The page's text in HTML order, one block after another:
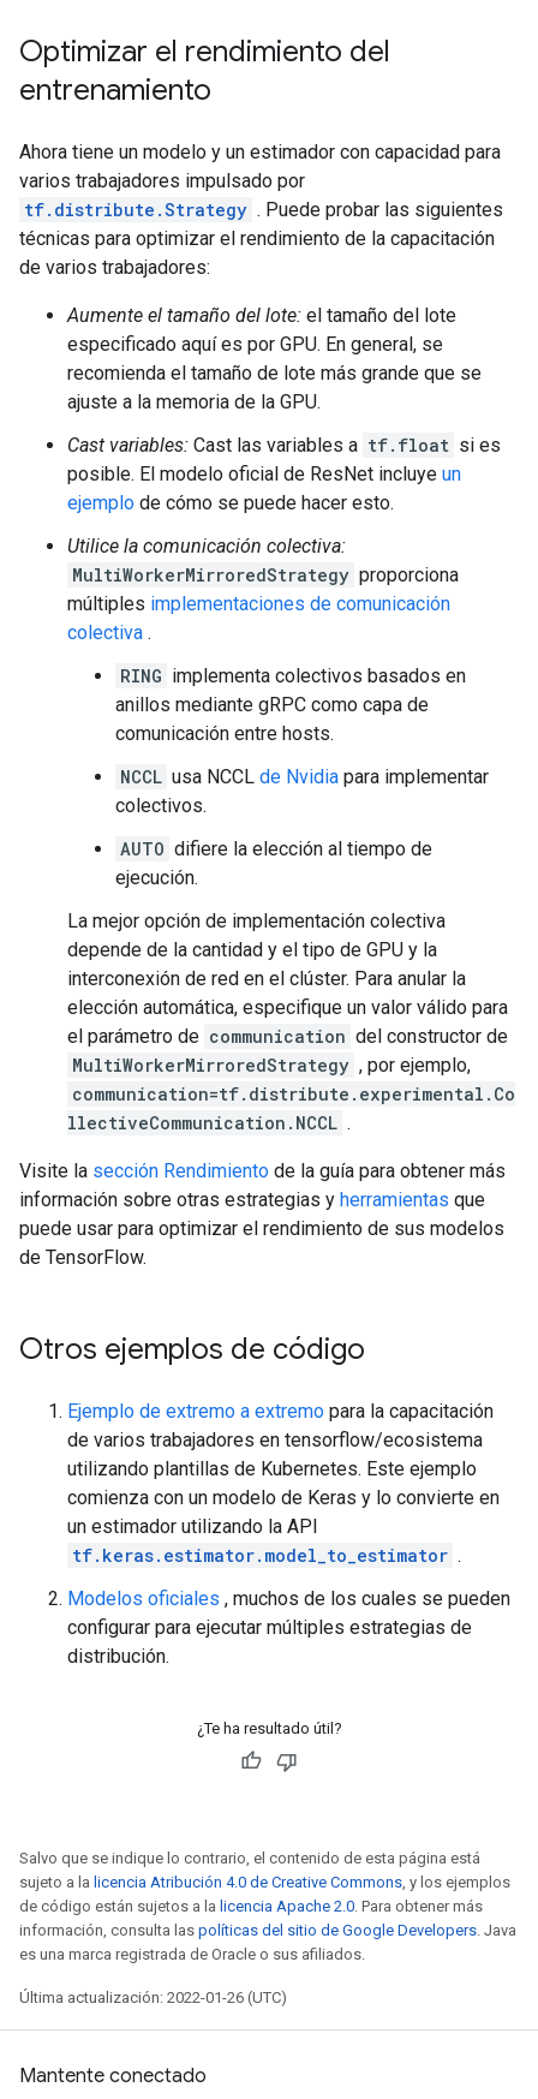
INFO:tensorflow:Calling model_fn.
/tmpfs/src/tf_docs_env/lib/python3.7/site-
warnings.warn("To make it possible to preserve
INFO:tensorflow:Done calling model_fn.
INFO:tensorflow:Create CheckpointSaverHook.
INFO:tensorflow:Create CheckpointSaverHook.
WARNING:tensorflow:From /tmpfs/src/
Instructions for updating:
Use the iterator's `initializer` property instead.
WARNING:tensorflow:From /tmpfs/src/
Instructions for updating:
Use the iterator's `initializer` property instead.
INFO:tensorflow:Graph was finalized.
INFO:tensorflow:Graph was finalized.
INFO:tensorflow:Running local_init_op.
INFO:tensorflow:Done running local_init_op.
INFO:tensorflow:Done running local_init_op.
INFO:tensorflow:Calling checkpoint listeners
INFO:tensorflow:Calling checkpoint listeners
INFO:tensorflow:Saving checkpoints for 0 into /tmp/
INFO:tensorflow:Saving checkpoints for 0 into /tmp/
INFO:tensorflow:Calling checkpoint listeners after
INFO:tensorflow:Calling checkpoint listeners after
2022-01-26 05:29:43.503603: W tensorflow/core/
    .  Registered:  device='CPU'
2022-01-26 05:29:43.504873: W tensorflow/core/
INFO:tensorflow:loss = 2.292878, step = 0
INFO:tensorflow:loss = 2.292878, step = 0
INFO:tensorflow:global_step/sec: 173.275
INFO:tensorflow:loss = 2.29561, step = 100 (0.579
INFO:tensorflow:global_step/sec: 189.057
INFO:tensorflow:global_step/sec: 189.057
INFO:tensorflow:loss = 2.2644367, step = 200 (0.529
INFO:tensorflow:loss = 2.2644367, step = 200 (0.529
INFO:tensorflow:global_step/sec: 193.075
INFO:tensorflow:global_step/sec: 193.075
INFO:tensorflow:loss = 2.2662685, step = 300 (0.517
INFO:tensorflow:loss = 2.2662685, step = 300 (0.517
INFO:tensorflow:global_step/sec: 199.957
INFO:tensorflow:loss = 2.2667098, step = 400 (0.500
INFO:tensorflow:loss = 2.2667098, step = 400 (0.500
INFO:tensorflow:global_step/sec: 204.217
INFO:tensorflow:global_step/sec: 204.217
INFO:tensorflow:loss = 2.251912, step = 500 (0.490
INFO:tensorflow:global_step/sec: 201.747
INFO:tensorflow:loss = 2.2633677, step = 600 (0.496
INFO:tensorflow:global_step/sec: 206.079
INFO:tensorflow:global_step/sec: 206.079
INFO:tensorflow:loss = 2.2531767, step = 700 (0.485
INFO:tensorflow:loss = 2.2531767, step = 700 (0.485
INFO:tensorflow:global_step/sec: 231.299
INFO:tensorflow:global_step/sec: 231.299
INFO:tensorflow:loss = 2.2578738, step = 800 (0.433
INFO:tensorflow:global_step/sec: 657.044
INFO:tensorflow:global_step/sec: 657.044
INFO:tensorflow:loss = 2.2344787, step = 900 (0.150
INFO:tensorflow:Calling checkpoint listeners before
INFO:tensorflow:Saving checkpoints for 938 into /
INFO:tensorflow:Saving checkpoints for 938 into /
INFO:tensorflow:Calling model_fn.
INFO:tensorflow:Done calling model_fn.
INFO:tensorflow:Done calling model_fn.
INFO:tensorflow:Starting evaluation at 2022-01-
INFO:tensorflow:Starting evaluation at 2022-01-
INFO:tensorflow:Graph was finalized.
INFO:tensorflow:Graph was finalized.
INFO:tensorflow:Restoring parameters from /tmp/
INFO:tensorflow:Running local_init_op.
Optimizar el rendimiento del
entrenamiento
Ahora tiene un modelo y un estimador con capacidad para
varios trabajadores impulsado por
tf.distribute.Strategy . Puede probar las siguientes
técnicas para optimizar el rendimiento de la capacitación
de varios trabajadores:
Aumente el tamaño del lote: el tamaño del lote
especificado aquí es por GPU. En general, se
recomienda el tamaño de lote más grande que se
ajuste a la memoria de la GPU.
Cast variables: Cast las variables a tf.float si es
posible. El modelo oficial de ResNet incluye un
ejemplo de cómo se puede hacer esto.
Utilice la comunicación colectiva:
MultiWorkerMirroredStrategy proporciona
múltiples implementaciones de comunicación
colectiva .
RING implementa colectivos basados ​​en
anillos mediante gRPC como capa de
comunicación entre hosts.
NCCL usa NCCL de Nvidia para implementar
colectivos.
AUTO difiere la elección al tiempo de
ejecución.
La mejor opción de implementación colectiva
depende de la cantidad y el tipo de GPU y la
interconexión de red en el clúster. Para anular la
elección automática, especifique un valor válido para
el parámetro de communication del constructor de
MultiWorkerMirroredStrategy , por ejemplo,
communication=tf.distribute.experimental.Co
llectiveCommunication.NCCL .
Visite la sección Rendimiento de la guía para obtener más
información sobre otras estrategias y herramientas que
puede usar para optimizar el rendimiento de sus modelos
de TensorFlow.
Otros ejemplos de código
Ejemplo de extremo a extremo para la capacitación
de varios trabajadores en tensorflow/ecosistema
utilizando plantillas de Kubernetes. Este ejemplo
comienza con un modelo de Keras y lo convierte en
un estimador utilizando la API
tf.keras.estimator.model_to_estimator .
Modelos oficiales , muchos de los cuales se pueden
configurar para ejecutar múltiples estrategias de
distribución.
¿Te ha resultado útil?
Salvo que se indique lo contrario, el contenido de esta página está
sujeto a la licencia Atribución 4.0 de Creative Commons, y los ejemplos
de código están sujetos a la licencia Apache 2.0. Para obtener más
información, consulta las políticas del sitio de Google Developers. Java
es una marca registrada de Oracle o sus afiliados.
Última actualización: 2022-01-26 (UTC)
Mantente conectado